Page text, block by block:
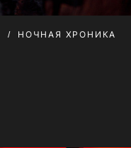
НОЧНАЯ ХРОНИКА